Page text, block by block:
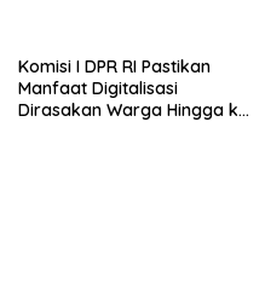
Komisi I DPR RI Pastikan
Manfaat Digitalisasi
Dirasakan Warga Hingga ke